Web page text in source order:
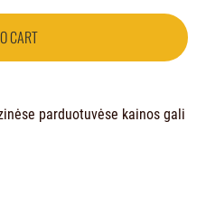
CART
parduotuvėse kainos gali